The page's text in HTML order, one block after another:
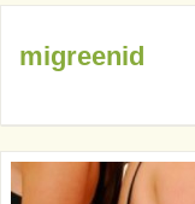
migreenid